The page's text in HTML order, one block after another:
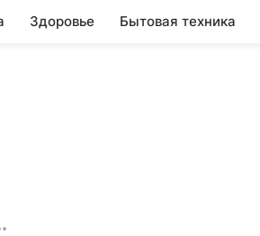
Здоровье Бытовая техника